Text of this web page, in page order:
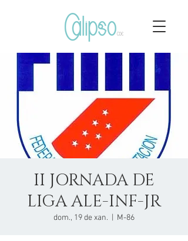
II JORNADA DE
LIGA ALE-INF-JR
dom., 19 de xan. M-86